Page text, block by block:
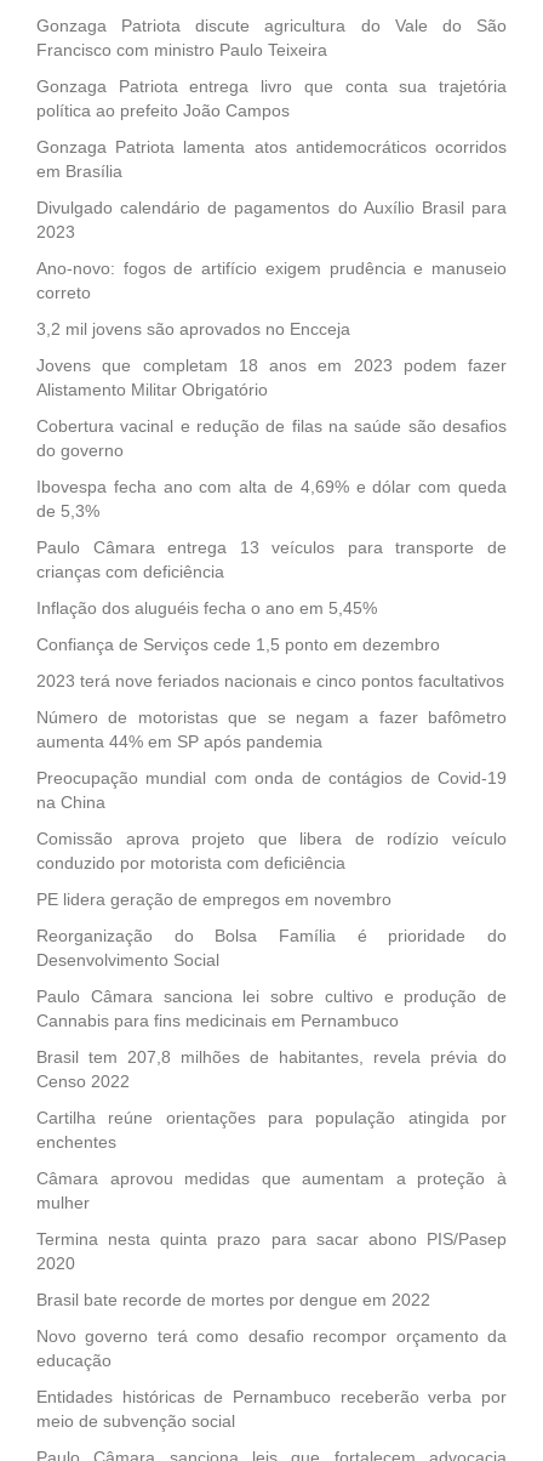
Gonzaga Patriota discute agricultura do Vale do São
Francisco com ministro Paulo Teixeira
Gonzaga Patriota entrega livro que conta sua trajetória
política ao prefeito João Campos
Gonzaga Patriota lamenta atos antidemocráticos ocorridos
em Brasília
Divulgado calendário de pagamentos do Auxílio Brasil para
2023
Ano-novo: fogos de artifício exigem prudência e manuseio
correto
3,2 mil jovens são aprovados no Encceja
Jovens que completam 18 anos em 2023 podem fazer
Alistamento Militar Obrigatório
Cobertura vacinal e redução de filas na saúde são desafios
do governo
Ibovespa fecha ano com alta de 4,69% e dólar com queda
de 5,3%
Paulo Câmara entrega 13 veículos para transporte de
crianças com deficiência
Inflação dos aluguéis fecha o ano em 5,45%
Confiança de Serviços cede 1,5 ponto em dezembro
2023 terá nove feriados nacionais e cinco pontos facultativos
Número de motoristas que se negam a fazer bafômetro
aumenta 44% em SP após pandemia
Preocupação mundial com onda de contágios de Covid-19
na China
Comissão aprova projeto que libera de rodízio veículo
conduzido por motorista com deficiência
PE lidera geração de empregos em novembro
Reorganização do Bolsa Família é prioridade do
Desenvolvimento Social
Paulo Câmara sanciona lei sobre cultivo e produção de
Cannabis para fins medicinais em Pernambuco
Brasil tem 207,8 milhões de habitantes, revela prévia do
Censo 2022
Cartilha reúne orientações para população atingida por
enchentes
Câmara aprovou medidas que aumentam a proteção à
mulher
Termina nesta quinta prazo para sacar abono PIS/Pasep
2020
Brasil bate recorde de mortes por dengue em 2022
Novo governo terá como desafio recompor orçamento da
educação
Entidades históricas de Pernambuco receberão verba por
meio de subvenção social